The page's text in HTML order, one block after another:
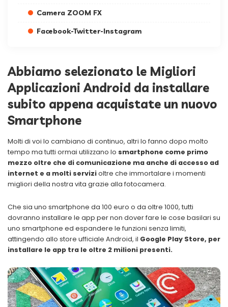
Camera ZOOM FX
Facebook-Twitter-Instagram
Abbiamo selezionato le Migliori
Applicazioni Android da installare
subito appena acquistate un nuovo
Smartphone
Molti di voi lo cambiano di continuo, altri lo fanno dopo molto
tempo ma tutti ormai utilizzano lo smartphone come primo
mezzo oltre che di comunicazione ma anche di accesso ad
internet e a molti servizioltre che immortalare i momenti
migliori della nostra vita grazie alla fotocamera.
Che sia uno smartphone da 100 euro o da oltre 1000, tutti
dovranno installare le app per non dover fare le cose basilari su
uno smartphone ed espandere le funzioni senza limiti,
attingendo allo store ufficiale Android, il Google Play Store, per
installare le app tra le oltre 2 milioni presenti.